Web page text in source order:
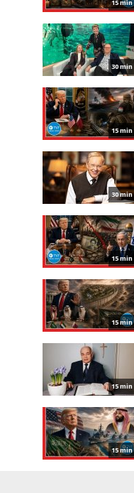
15 min
30 min
15 min
30 min
15 min
15 min
15 min
15 min